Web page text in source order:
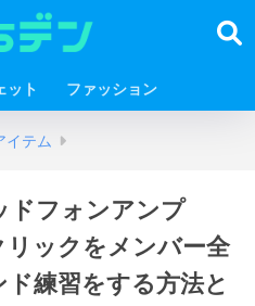
ット ファッション
イテム
ドフォンアンプ
ックをメンバー全
練習をする方法と